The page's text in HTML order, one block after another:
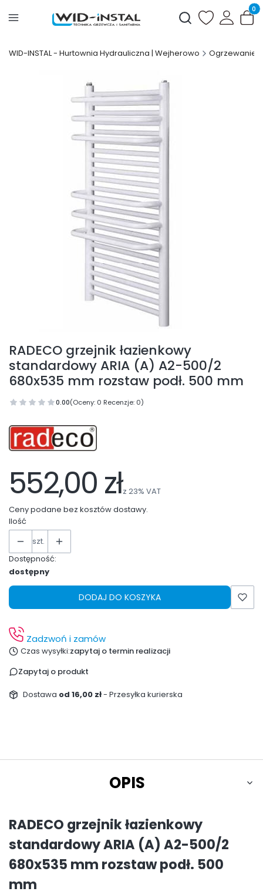
Otwórz
WID-INSTAL - Hurtownia Hydrauliczna | Wejherowo Ogrzewanie
RADECO grzejnik łazienkowy
standardowy ARIA (A) A2-500/2
680x535 mm rozstaw podł. 500 mm
0.00(Oceny: 0 Recenzje: 0)
552,00 złz 23% VAT
Ceny podane bez kosztów dostawy.
Ilość
szt.
Dostępność:
dostępny
DODAJ DO KOSZYKA
Zadzwoń i zamów
Czas wysyłki:zapytaj o termin realizacji
Zapytaj o produkt
Dostawa od 16,00 zł- Przesyłka kurierska
OPIS
RADECO grzejnik łazienkowy
standardowy ARIA (A) A2-500/2
680x535 mm rozstaw podł. 500
mm